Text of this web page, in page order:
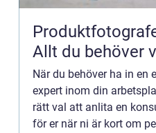
Allt du behöver
När du behöver ha in en
expert inom din
rätt val att anlita en
för er när ni är kort om